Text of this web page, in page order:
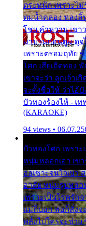
ตระหนัก เพราะไ
ตมน้ำคลอง หลงลิ้
โชย คำหวาน เขา
มาบานก่อนตูม ดุจ
เพราะตรอมฤทัย
โศก เสียเถิดทอง
เขาจะว่า ลูกเจ้าเ
จะตั้งชื่อให้ ว่าไอ้บั
บัวทองร้องไห้ - เ
(KARAOKE)
94 views •
บัวทองโศก เพรา
หนุ่มหลอกเอา เข
ออเซาะจนใจเบา
อาลัย หนุ่มรูปหล่อ
เพราะเป็นโรครัก
แม่ก็บอก พ่อก็สั่งจ
พลั้งไปใครจะช่วย